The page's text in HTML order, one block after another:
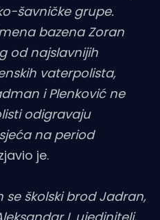
šavničke grupe.
bazena Zoran
od najslavnijih
vaterpolista,
i Plenković ne
odigravaju
na period
je.
školski brod Jadran,